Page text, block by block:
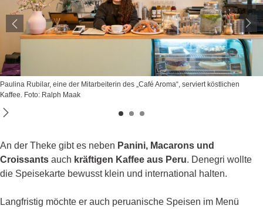
Paulina Rubilar, eine der Mitarbeiterin des „Café Aroma“, serviert köstlichen
Kaffee. Foto: Ralph Maak
An der Theke gibt es neben Panini, Macarons und
Croissants auch kräftigen Kaffee aus Peru. Denegri wollte
die Speisekarte bewusst klein und international halten.
Langfristig möchte er auch peruanische Speisen im Menü